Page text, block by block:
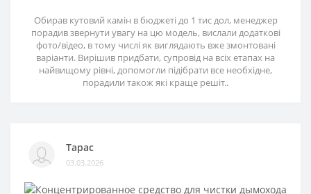
Обирав кутовий камін в бюджеті до 1 тис дол, менеджер
порадив звернути увагу на цю модель, вислали додаткові
фото/відео, в тому числі як виглядають вже змонтовані
варіанти. Вирішив придбати, супровід на всіх етапах на
найвищому рівні, допомогли підібрати все необхідне,
порадили також які краще решіт..
Тарас
03.03.2026